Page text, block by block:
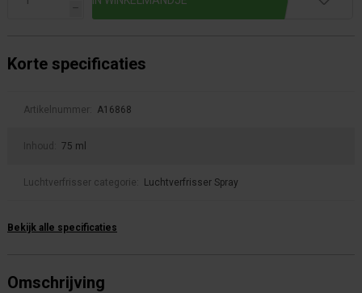
h
Korte specificaties
Artikelnummer: A16868
Inhoud: 75 ml
Luchtverfrisser categorie: Luchtverfrisser Spray
Bekijk alle specificaties
Omschrijving